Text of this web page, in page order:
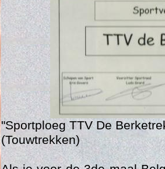
"Sportploeg TTV De
(Touwtrekken)